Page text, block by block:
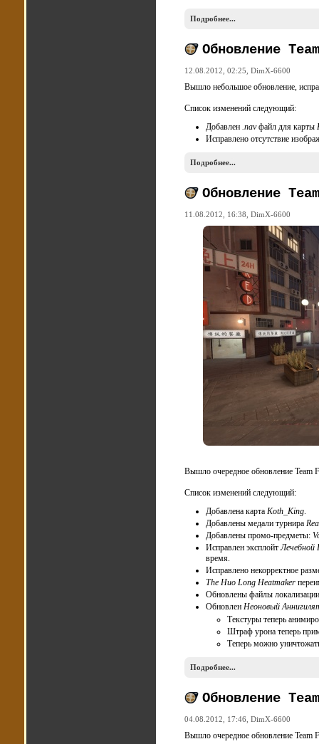
Подробнее...
Обновление
12.08.2012, 02:25, DimX-6600
Вышло небольшое обновление,
Список изменений следующий:
Добавлен .navфайл для карты
Исправлено отсутствие
Подробнее...
Обновление
11.08.2012, 16:38, DimX-6600
Вышло очередное обновление Team
Список изменений следующий:
Добавлена карта Koth_King.
Добавлены медали турнира
Добавлены промо-предметы:
Исправлен эксплойтЛечебной
время.
Исправлено некорректное
The Huo Long Heatmaker
Обновлены файлы
Обновлен Неоновый
Текстуры теперь
Штраф урона теперь
Теперь можно
Подробнее...
Обновление
04.08.2012, 17:46, DimX-6600
Вышло очередное обновление Team